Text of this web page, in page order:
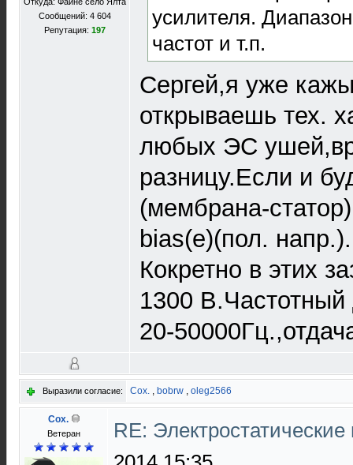
Сообщений: 4 604
Репутация: 197
усилителя.
частот и т.п.
Сергей,я уже
открываешь тех.
любых ЭС
разницу.Если и
(мембрана-
bias(е)(пол. напр.).
Кокретно в этих
1300
20-
Выразили согласие: Cox. , bobrw , oleg2566
Cox.
Ветеран
RE: